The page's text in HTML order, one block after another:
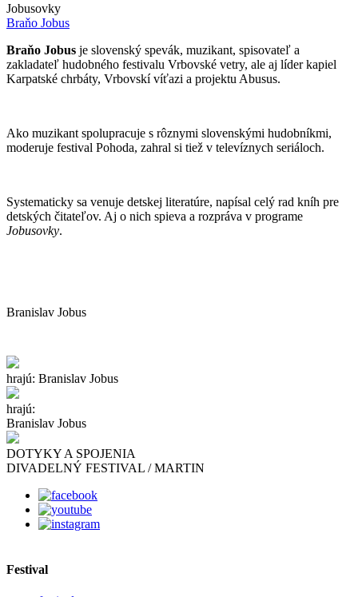
Jobusovky
Braňo Jobus
Braňo Jobus je slovenský spevák, muzikant, spisovateľ a
zakladateľ hudobného festivalu Vrbovské vetry, ale aj líder kapiel
Karpatské chrbáty, Vrbovskí víťazi a projektu Abusus.
Ako muzikant spolupracuje s rôznymi slovenskými hudobníkmi,
moderuje festival Pohoda, zahral si tiež v televíznych seriáloch.
Systematicky sa venuje detskej literatúre, napísal celý rad kníh pre
detských čitateľov. Aj o nich spieva a rozpráva v programe
Jobusovky.
Branislav Jobus
hrajú: Branislav Jobus
hrajú:
Branislav Jobus
DOTYKY A SPOJENIA
DIVADELNÝ FESTIVAL / MARTIN
Festival